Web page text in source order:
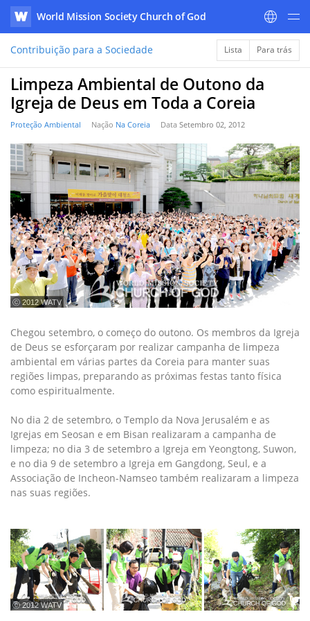
WATV
World Mission Society Church of God
Contribuição para a Sociedade Lista Para trás
Limpeza Ambiental de Outono da
Igreja de Deus em Toda a Coreia
Proteção Ambiental Nação Na Coreia Data Setembro 02, 2012
ⓒ 2012 WATV
Chegou setembro, o começo do outono. Os membros da Igreja
de Deus se esforçaram por realizar campanha de limpeza
ambiental em várias partes da Coreia para manter suas
regiões limpas, preparando as próximas festas tanto física
como espiritualmente.
No dia 2 de setembro, o Templo da Nova Jerusalém e as
Igrejas em Seosan e em Bisan realizaram a campanha de
limpeza; no dia 3 de setembro a Igreja em Yeongtong, Suwon,
e no dia 9 de setembro a Igreja em Gangdong, Seul, e a
Associação de Incheon-Namseo também realizaram a limpeza
nas suas regiões.
ⓒ 2012 WATV